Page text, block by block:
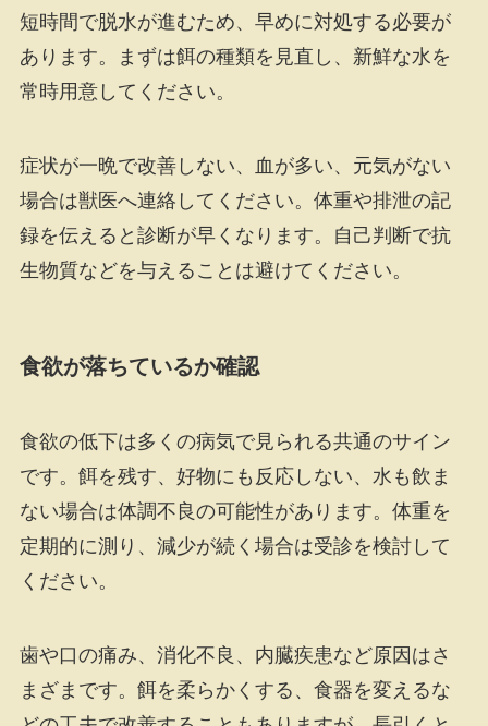
短時間で脱水が進むため、早めに対処する必要が
あります。まずは餌の種類を見直し、新鮮な水を
常時用意してください。
症状が一晩で改善しない、血が多い、元気がない
場合は獣医へ連絡してください。体重や排泄の記
録を伝えると診断が早くなります。自己判断で抗
生物質などを与えることは避けてください。
食欲が落ちているか確認
食欲の低下は多くの病気で見られる共通のサイン
です。餌を残す、好物にも反応しない、水も飲ま
ない場合は体調不良の可能性があります。体重を
定期的に測り、減少が続く場合は受診を検討して
ください。
歯や口の痛み、消化不良、内臓疾患など原因はさ
まざまです。餌を柔らかくする、食器を変えるな